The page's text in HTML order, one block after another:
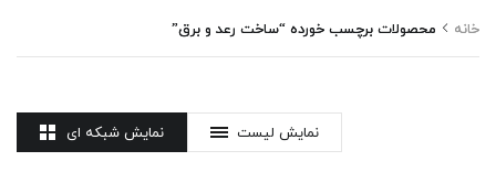
خانه محصولات برچسب خورده “ساخت رعد و برق”
نمایش شبکه ای نمایش لیست